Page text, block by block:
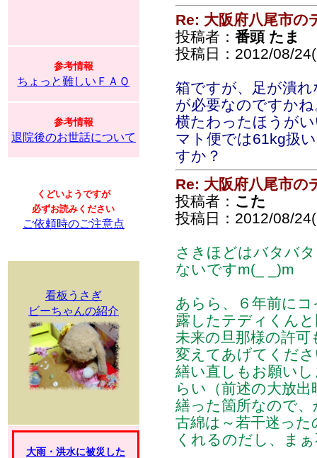
参考情報
ちょっと難しいＦＡＱ
参考情報
退院後のお世話について
くどいようですが
必ずお読みください
ご依頼時のご注意点
看板うさぎ
ビーちゃんの紹介
大雨・洪水に被災した
Re: 大阪府八尾市の
投稿者： 番頭 たま
投稿日：2012/08/
箱ですが、足が潰
が必要なのですか
横たわったほうが
マト便では61kg扱
すか？
Re: 大阪府八尾市の
投稿者： こた
投稿日：2012/08/
さきほどはバタバ
ないですm(_ _)m
あらら、６年前に
露したテディくん
未来の旦那様の許
変えてあげてくだ
繕い直しもお願い
らい（前述の大放
繕った箇所なので
古綿は～若干迷っ
くれるのだし、ま